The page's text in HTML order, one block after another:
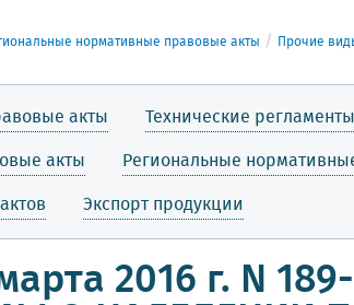
нормативные правовые акты Прочие
акты
Технические
акты
Региональные
Экспорт продукции
2016 г. N